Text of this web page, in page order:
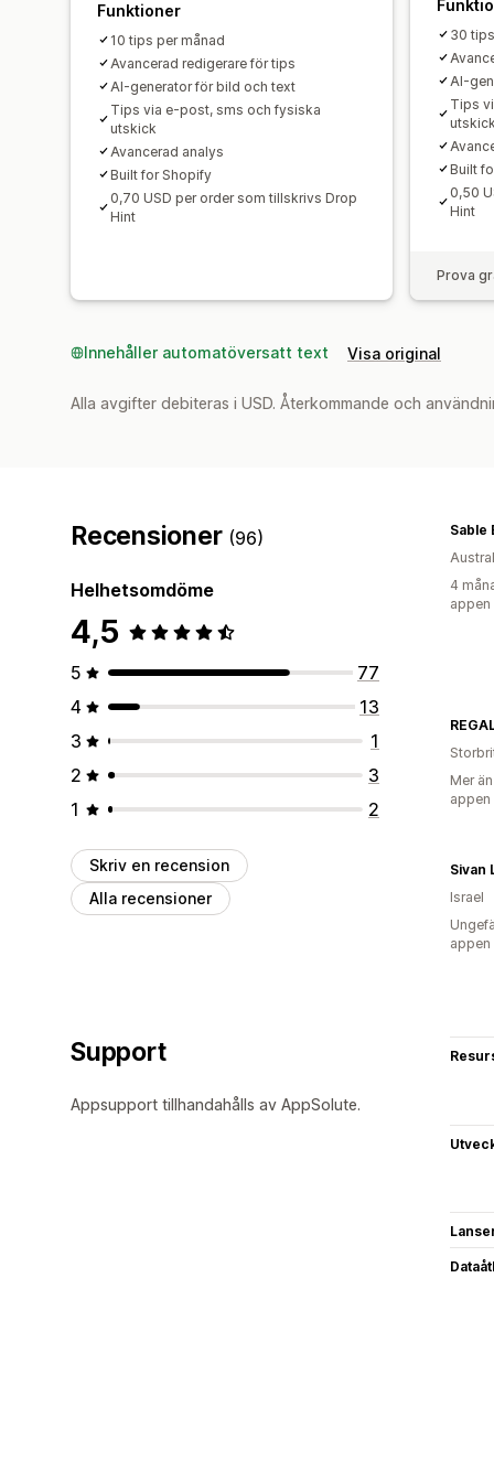
Funktioner
10 tips per månad
Avancerad redigerare för tips
AI-generator för bild och text
Tips via e-post, sms och fysiska
utskick
Avancerad analys
Built for Shopify
0,70 USD per order som tillskrivs Drop
Hint
30
AI-
Tips
Built
0,50
Hint
Prova
Innehåller automatöversatt text Visa original
Alla avgifter debiteras i USD. Återkommande och
Recensioner (96)
Helhetsomdöme
4,5
5
77
4
13
3
1
2
3
1
2
Skriv en recension
Alla recensioner
Sable
4
appen
Mer
appen
Sivan
Israel
appen
Support
Appsupport tillhandahålls av AppSolute.